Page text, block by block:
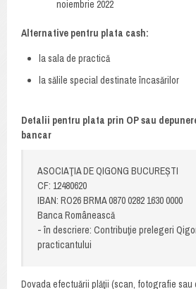
noiembrie 2022
Alternative pentru plata cash:
la sala de practică
la sălile special destinate încasărilor
Detalii pentru plata prin OP sau
bancar
ASOCIAŢIA DE QIGONG BUCUREȘTI
CF: 12480620
IBAN: RO26 BRMA 0870 0282 1630 0000
Banca Românească
- în descriere: Contribuţie prelegeri
practicantului
Dovada efectuării plăţii (scan, fotografie sau